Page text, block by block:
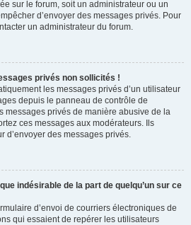
sur le forum, soit un administrateur ou un
d’envoyer des messages privés. Pour
un administrateur du forum.
privés non sollicités !
les messages privés d’un utilisateur
depuis le panneau de contrôle de
messages privés de manière abusive de la
ces messages aux modérateurs. Ils
d’envoyer des messages privés.
indésirable de la part de quelqu’un sur ce
d’envoi de courriers électroniques de
qui essaient de repérer les utilisateurs